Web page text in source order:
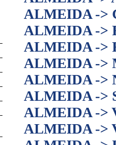
ALMEIDA ->
ALMEIDA ->
ALMEIDA ->
ALMEIDA ->
ALMEIDA ->
ALMEIDA ->
ALMEIDA ->
ALMEIDA ->